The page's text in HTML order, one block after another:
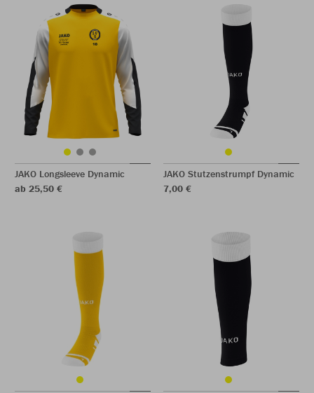
JAKO Longsleeve Dynamic
ab 25,50 €
JAKO Stutzenstrumpf Dynamic
7,00 €